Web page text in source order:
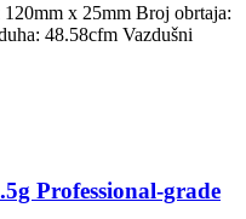
x 25mm Broj obrtaja:
48.58cfm Vazdušni
Professional-grade